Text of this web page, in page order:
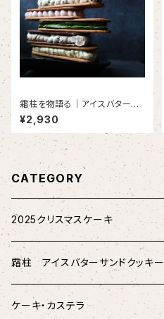
霜柱を物語る｜アイスバターサ
ンドクッキー（5本入り）
¥2,930
CATEGORY
2025クリスマスケーキ
★配送★
★店頭受取★
霜柱 アイスバターサンドクッキー
ケーキ・カステラ